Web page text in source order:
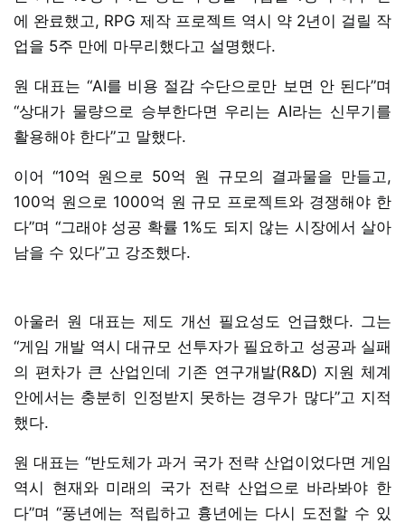
에 완료했고, RPG 제작 프로젝트 역시 약 2년이 걸릴 작
업을 5주 만에 마무리했다고 설명했다.
원 대표는 “AI를 비용 절감 수단으로만 보면 안 된다”며
“상대가 물량으로 승부한다면 우리는 AI라는 신무기를
활용해야 한다”고 말했다.
이어 “10억 원으로 50억 원 규모의 결과물을 만들고,
100억 원으로 1000억 원 규모 프로젝트와 경쟁해야 한
다”며 “그래야 성공 확률 1%도 되지 않는 시장에서 살아
남을 수 있다”고 강조했다.
아울러 원 대표는 제도 개선 필요성도 언급했다. 그는
“게임 개발 역시 대규모 선투자가 필요하고 성공과 실패
의 편차가 큰 산업인데 기존 연구개발(R&D) 지원 체계
안에서는 충분히 인정받지 못하는 경우가 많다”고 지적
했다.
원 대표는 “반도체가 과거 국가 전략 산업이었다면 게임
역시 현재와 미래의 국가 전략 산업으로 바라봐야 한
다”며 “풍년에는 적립하고 흉년에는 다시 도전할 수 있